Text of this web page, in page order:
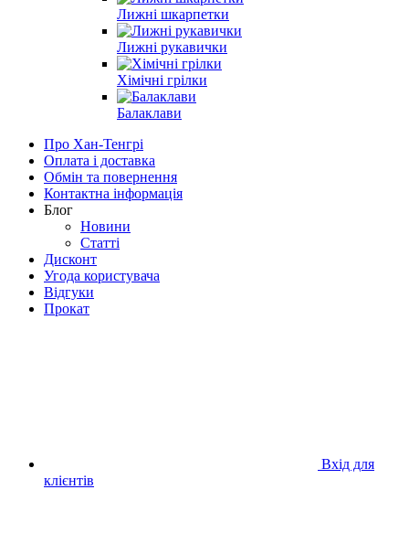
Лижні шкарпетки
Лижні рукавички
Хімічні грілки
Балаклави
Про Хан-Тенгрі
Оплата і доставка
Обмін та повернення
Контактна інформація
Блог
Новини
Статті
Дисконт
Угода користувача
Відгуки
Прокат
Вхід для
клієнтів